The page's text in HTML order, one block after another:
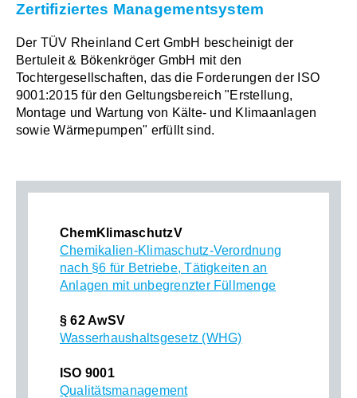
Zertifiziertes Managementsystem
Der TÜV Rheinland Cert GmbH bescheinigt der
Bertuleit & Bökenkröger GmbH mit den
Tochtergesellschaften, das die Forderungen der ISO
9001:2015 für den Geltungsbereich "Erstellung,
Montage und Wartung von Kälte- und Klimaanlagen
sowie Wärmepumpen" erfüllt sind.
ChemKlimaschutzV
Chemikalien-Klimaschutz-Verordnung
nach §6 für Betriebe, Tätigkeiten an
Anlagen mit unbegrenzter Füllmenge
§ 62 AwSV
Wasserhaushaltsgesetz (WHG)
ISO 9001
Qualitätsmanagement